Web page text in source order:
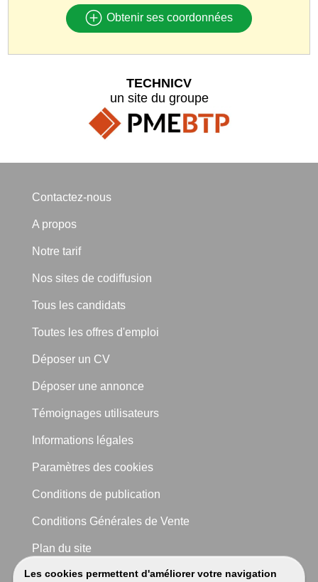
Obtenir ses coordonnées
Les cookies permettent d'améliorer votre navigation
TECHNICV
un site du groupe
Contactez-nous
A propos
Notre tarif
Nos sites de codiffusion
Tous les candidats
Toutes les offres d'emploi
Déposer un CV
Déposer une annonce
Témoignages utilisateurs
Informations légales
Paramètres des cookies
Conditions de publication
Conditions Générales de Vente
Plan du site